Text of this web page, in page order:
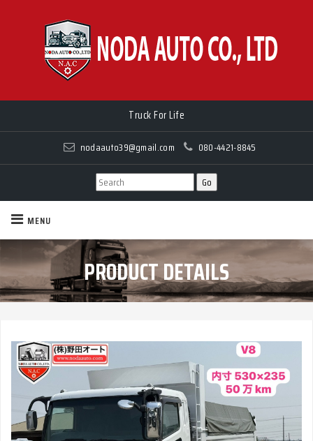
Truck For Life
Truck For Life
nodaauto39@gmail.com 080-4421-8845
MENU
PRODUCT DETAILS